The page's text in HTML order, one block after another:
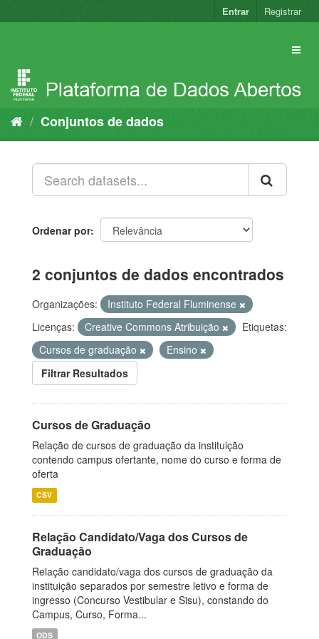
para
Entrar Registrar
Conjuntos de dados
Ordenar por
2 conjuntos de dados encontrados
Organizações:
Instituto Federal Fluminense
Licenças:
Creative Commons Atribuição
Etiquetas:
Cursos de graduação
Ensino
Filtrar Resultados
Cursos de Graduação
Relação de cursos de graduação da instituição
contendo campus ofertante, nome do curso e forma de
oferta
CSV
Relação Candidato/Vaga dos Cursos de
Graduação
Relação candidato/vaga dos cursos de graduação da
instituição separados por semestre letivo e forma de
ingresso (Concurso Vestibular e Sisu), constando do
Campus, Curso, Forma...
ODS